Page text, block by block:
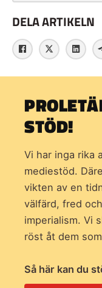
DELA ARTIKELN
STÖD!
Vi har inga rika
mediestöd.
vikten av en
välfärd, fred
imperialism. Vi
röst åt dem
Så här kan du